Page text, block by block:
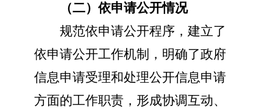
（二）依申请公开情况
规范依申请公开程序，建立了
依申请公开工作机制，明确了政府
信息申请受理和处理公开信息申请
方面的工作职责，形成协调互动、